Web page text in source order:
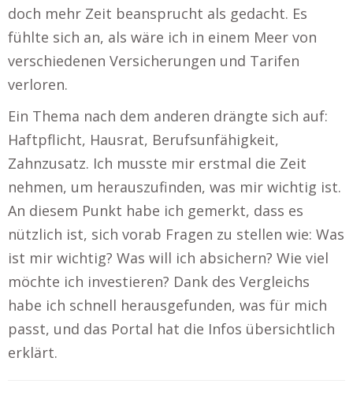
doch mehr Zeit beansprucht als gedacht. Es
fühlte sich an, als wäre ich in einem Meer von
verschiedenen Versicherungen und Tarifen
verloren.
Ein Thema nach dem anderen drängte sich auf:
Haftpflicht, Hausrat, Berufsunfähigkeit,
Zahnzusatz. Ich musste mir erstmal die Zeit
nehmen, um herauszufinden, was mir wichtig ist.
An diesem Punkt habe ich gemerkt, dass es
nützlich ist, sich vorab Fragen zu stellen wie: Was
ist mir wichtig? Was will ich absichern? Wie viel
möchte ich investieren? Dank des Vergleichs
habe ich schnell herausgefunden, was für mich
passt, und das Portal hat die Infos übersichtlich
erklärt.